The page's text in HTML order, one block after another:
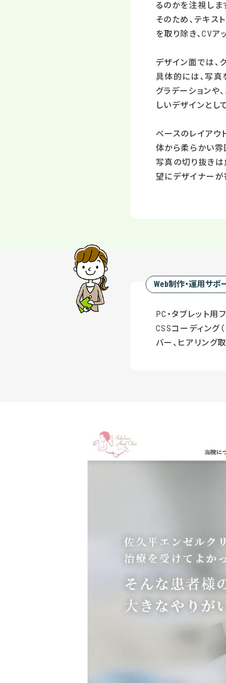
るのかを注視しま
そのため、テキス
を取り除き、CVア
デザイン面では、
具体的には、写真
グラデーションや
しいデザインとし
ベースのレイアウ
体から柔らかい雰
写真の切り抜きは
望にデザイナーが
Web制作・運用サポ
PC・タブレット
CSSコーディング
バー、ヒアリング